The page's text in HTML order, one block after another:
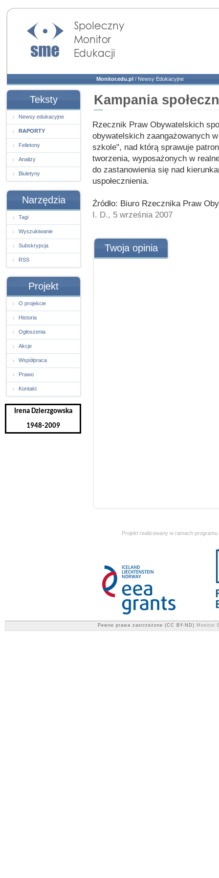
Społeczny Monitor
Edukacji
Monitor.edu.pl / Newsy Edukacyjne
Teksty
Newsy edukacyjne
RAPORTY
Felietony
Analizy
Biuletyny
Narzędzia
Tagi
Wyszukiwanie
Subskrypcja
RSS
Projekt
O projekcie
Historia
Ogłoszenia
Akcje
Współpraca
Prawo
Kontakt
Irena Dzierzgowska
1948-2009
Kampania
Rzecznik Praw Obywatelskich
obywatelskich zaangażowanych
szkole", nad którą sprawuje
tworzenia, wyposażonych w
do zastanowienia się nad
uspołecznienia.
Źródło: Biuro Rzecznika Praw
I. D., 5 września 2007
Twoja opinia
Projekt realizowany w ramach
Pewne prawa zastrzeżone (CC BY-ND) Monitor